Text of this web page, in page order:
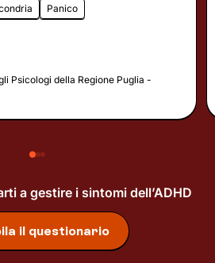
Panico
Psicologi della Regione Puglia -
a gestire i sintomi dell’ADHD
il questionario